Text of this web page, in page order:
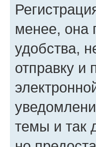
менее, она
удобства,
отправку и
темы и так